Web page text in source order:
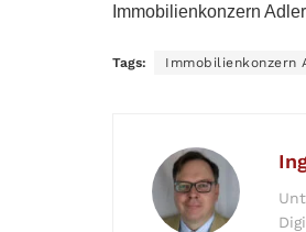
Immobilienkonzern
Tags: Immobilienkonzern